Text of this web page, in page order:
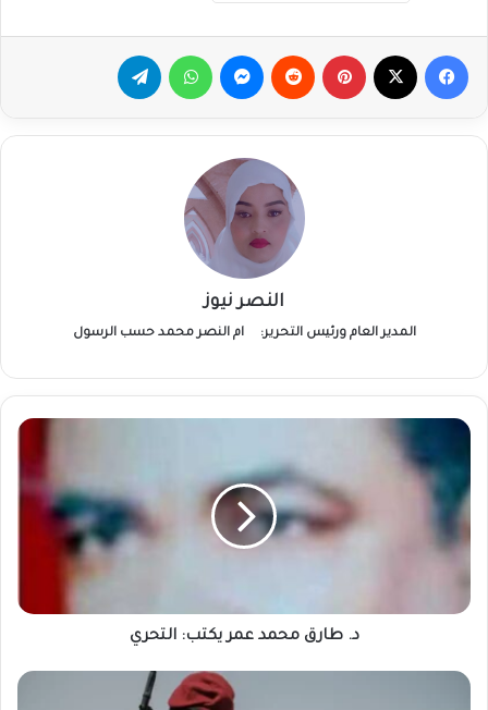
فيسبوك بينتيريست ماسنجر واتساب
النصر نيوز
المدير العام ورئيس التحرير: ام النصر محمد حسب الرسول
د.
محمد
عمر
التحري
د. طارق محمد عمر يكتب: التحري
هجمات